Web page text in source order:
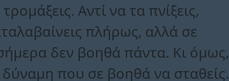
Αντί να τα πνίξεις,
πλήρως, αλλά σε
δεν βοηθά πάντα. Κι όμως,
που σε βοηθά να σταθείς.